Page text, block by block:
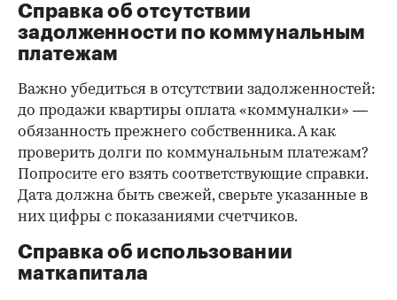
Справка об отсутствии
задолженности по коммунальным
платежам
Важно убедиться в отсутствии задолженностей:
до продажи квартиры оплата «коммуналки» —
обязанность прежнего собственника. А как
проверить долги по коммунальным платежам?
Попросите его взять соответствующие справки.
Дата должна быть свежей, сверьте указанные в
них цифры с показаниями счетчиков.
Справка об использовании
маткапитала